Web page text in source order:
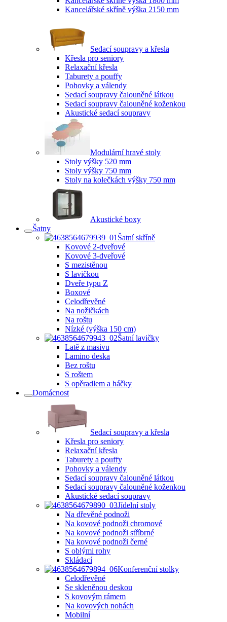
Kancelářské skříně výška 2150 mm
Sedací soupravy a křesla
Křesla pro seniory
Relaxační křesla
Taburety a pouffy
Pohovky a válendy
Sedací soupravy čalouněné látkou
Sedací soupravy čalouněné koženkou
Akustické sedací soupravy
Modulární hravé stoly
Stoly výšky 520 mm
Stoly výšky 750 mm
Stoly na kolečkách výšky 750 mm
Akustické boxy
Šatny
Šatní skříně
Kovové 2-dveřové
Kovové 3-dveřové
S mezistěnou
S lavičkou
Dveře typu Z
Boxové
Celodřevěné
Na nožičkách
Na roštu
Nízké (výška 150 cm)
Šatní lavičky
Latě z masivu
Lamino deska
Bez roštu
S roštem
S opěradlem a háčky
Domácnost
Sedací soupravy a křesla
Křesla pro seniory
Relaxační křesla
Taburety a pouffy
Pohovky a válendy
Sedací soupravy čalouněné látkou
Sedací soupravy čalouněné koženkou
Akustické sedací soupravy
Jídelní stoly
Na dřevěné podnoži
Na kovové podnoži chromové
Na kovové podnoži stříbrné
Na kovové podnoži černé
S oblými rohy
Skládací
Konferenční stolky
Celodřevěné
Se skleněnou deskou
S kovovým rámem
Na kovových nohách
Mobilní